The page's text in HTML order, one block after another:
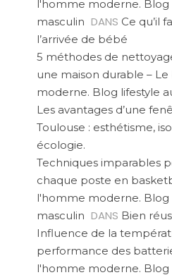
l'homme moderne. Blog
masculin DANS Ce qu’il
l’arrivée de bébé
5 méthodes de
une maison durable –
moderne. Blog lifestyle
Les avantages d’une
Toulouse : esthétisme,
écologie.
Techniques imparables
chaque poste en
l'homme moderne. Blog
masculin DANS Bien
Influence de la
performance des
l'homme moderne. Blog